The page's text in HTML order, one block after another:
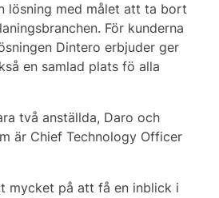
lösning med målet att ta bort
För kunderna
Dintero erbjuder ger
en samlad plats fö alla
två anställda, Daro och
är Chief Technology Officer
mycket på att få en inblick i